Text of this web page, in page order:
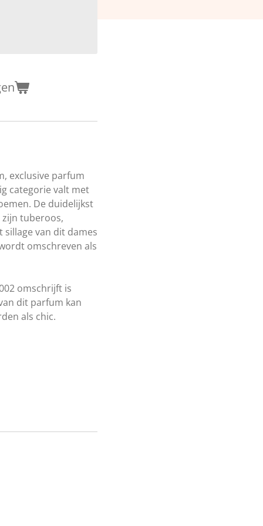
exclusive parfum
categorie valt met
De duidelijkst
tuberoos,
sillage van dit dames
omschreven als
omschrijft is
dit parfum kan
als chic.